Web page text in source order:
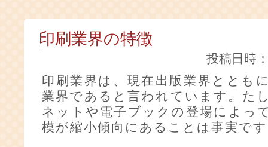
印刷業界の特徴
投稿日時
印刷業界は、現在出版業界ととも
業界であると言われています。た
ネットや電子ブックの登場によっ
模が縮小傾向にあることは事実で